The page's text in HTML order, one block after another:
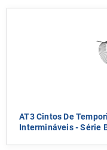
AT3 Cintos De
Intermináveis - Série